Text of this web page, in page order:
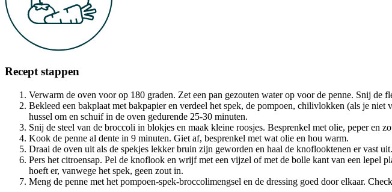
Recept stappen
Verwarm de oven voor op 180 graden. Zet een pan gezouten water op voor de penne. Snij de
Bekleed een bakplaat met bakpapier en verdeel het spek, de pompoen, chilivlokken (als je
hussel om en schuif in de oven gedurende 25-30 minuten.
Snij de steel van de broccoli in blokjes en maak kleine roosjes. Besprenkel met olie, peper en
Kook de penne al dente in 9 minuten. Giet af, besprenkel met wat olie en hou warm.
Draai de oven uit als de spekjes lekker bruin zijn geworden en haal de knoflooktenen er vast uit.
Pers het citroensap. Pel de knoflook en wrijf met een vijzel of met de bolle kant van een lepel
hoeft er, vanwege het spek, geen zout in.
Meng de penne met het pompoen-spek-broccolimengsel en de dressing goed door elkaar.